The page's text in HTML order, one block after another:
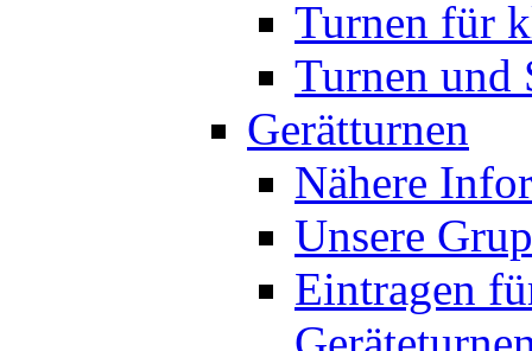
Turnen für
Turnen und
Gerätturnen
Nähere
Unsere
Eintragen